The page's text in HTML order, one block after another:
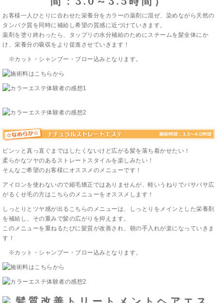
お客様一人ひとりに合わせた栄養分をカラーの薬剤に混ぜ、染めながら天然の
タンパク質を同時に補給し希望の質感に近づけていきます。
薬剤を塗り終わったら、タップリの水分補給のためにスチームを髪全体にか
け、栄養分の吸収をより促進させていきます！
※カット・シャンプー・ブロー込みとなります。
ピンッと真っ直ぐまではしたくないけど広がる髪を落ち着かせたい！
柔らかなツヤのあるストレートスタイルを楽しみたい！
そんなご希望のお客様にオススメのメニューです！
アイロンを使わないので縮毛矯正ではありませんが、軽いうねりでパサパサ広
がるくせ毛の方はこちらのメニューをオススメします！
しっとりとツヤ感が出るこちらのメニューは、しっとりをメインとした栄養剤
を補給し、その重みで髪の広がりを抑えます。
このメニューを重ねるたびに髪質が改善され、朝の手入れが楽になっていきま
す！
※カット・シャンプー・ブロー込みとなります。